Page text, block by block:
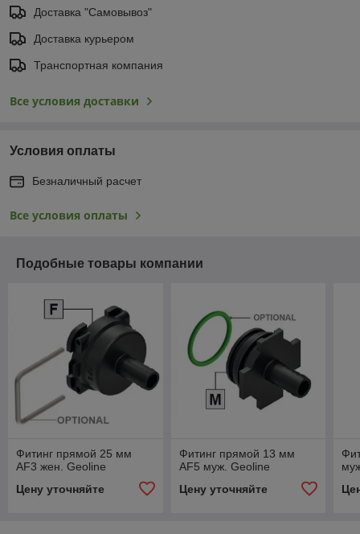
Доставка "Самовывоз"
Доставка курьером
Транспортная компания
Все условия доставки
Условия оплаты
Безналичный расчет
Все условия оплаты
Подобные товары компании
Фитинг прямой 25 мм
AF3 жен. Geoline
Цену уточняйте
Фитинг прямой 13 мм
AF5 муж. Geoline
Цену уточняйте